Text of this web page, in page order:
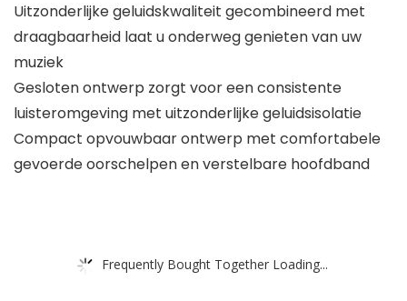
Uitzonderlijke geluidskwaliteit gecombineerd met
draagbaarheid laat u onderweg genieten van uw
muziek
Gesloten ontwerp zorgt voor een consistente
luisteromgeving met uitzonderlijke geluidsisolatie
Compact opvouwbaar ontwerp met comfortabele
gevoerde oorschelpen en verstelbare hoofdband
Frequently Bought Together Loading...